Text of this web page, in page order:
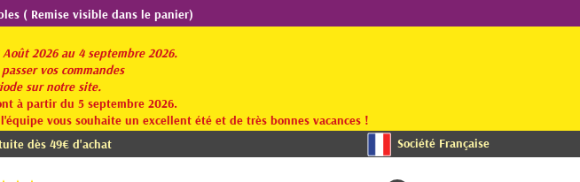
( Remise visible dans le panier)
2026 au 4 septembre 2026.
vos commandes
sur notre site.
à partir du 5 septembre 2026.
vous souhaite un excellent été et de très bonnes vacances !
dès 49€ d'achat Société Française